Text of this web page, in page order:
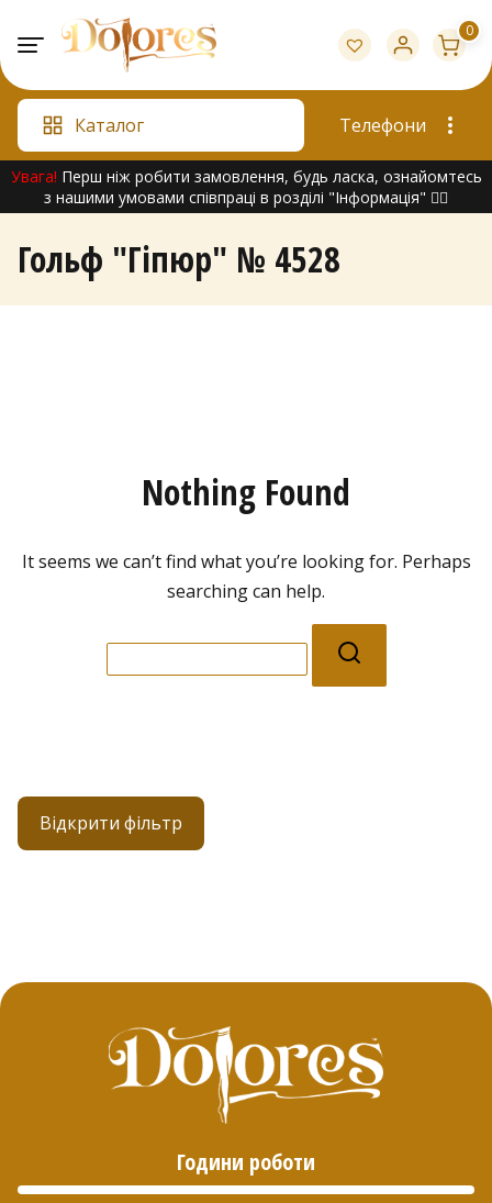
content
0
Каталог Телефони
Увага! Перш ніж робити замовлення, будь ласка, ознайомтесь
з нашими умовами співпраці в розділі "Інформація" 👇🏻
Гольф "Гіпюр" № 4528
Nothing Found
It seems we can’t find what you’re looking for. Perhaps
searching can help.
for:
Відкрити фільтр
Години роботи